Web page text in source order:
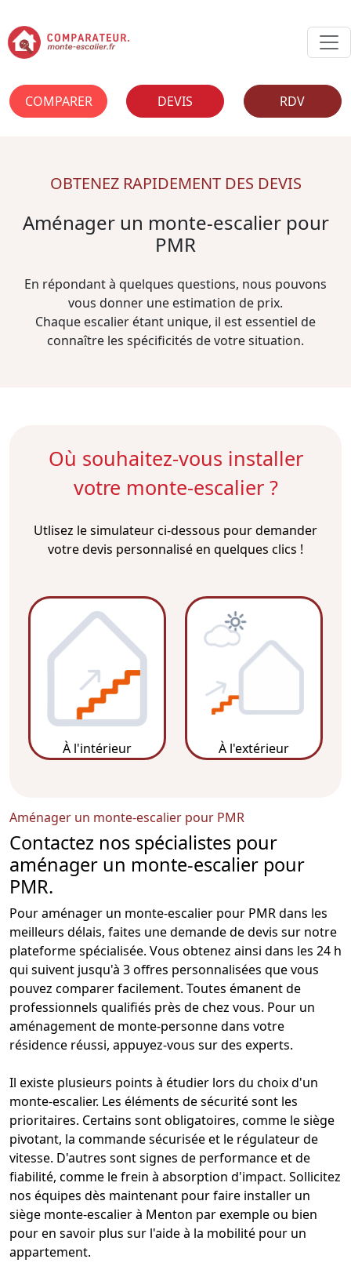
COMPARER DEVIS RDV
OBTENEZ RAPIDEMENT DES DEVIS
Aménager un monte-escalier pour
PMR
En répondant à quelques questions, nous pouvons
vous donner une estimation de prix.
Chaque escalier étant unique, il est essentiel de
connaître les spécificités de votre situation.
Où souhaitez-vous installer
votre monte-escalier ?
Utlisez le simulateur ci-dessous pour demander
votre devis personnalisé en quelques clics !
À l'intérieur À l'extérieur
Aménager un monte-escalier pour PMR
Contactez nos spécialistes pour
aménager un monte-escalier pour
PMR.
Pour aménager un monte-escalier pour PMRdans les
meilleurs délais, faites une demande de devis sur notre
plateforme spécialisée. Vous obtenez ainsi dans les 24 h
qui suivent jusqu'à 3 offres personnalisées que vous
pouvez comparer facilement. Toutes émanent de
professionnels qualifiés près de chez vous. Pour un
aménagement de monte-personne dans votre
résidence réussi, appuyez-vous sur des experts.
Il existe plusieurs points à étudier lors du choix d'un
monte-escalier. Les éléments de sécurité sont les
prioritaires. Certains sont obligatoires, comme le siège
pivotant, la commande sécuriséeet le régulateur de
vitesse. D'autres sont signes de performance et de
fiabilité, comme lefrein à absorption d'impact. Sollicitez
nos équipes dès maintenant pour faire installer un
siège monte-escalier à Menton par exemple ou bien
pour en savoir plus sur l'aide à la mobilité pour un
appartement.